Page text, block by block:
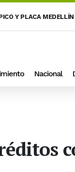
Y PLACA MEDELLÍN
Nacional